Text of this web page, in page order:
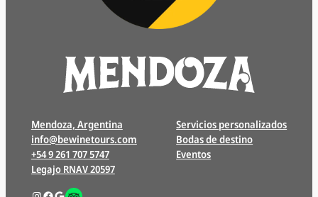
Mendoza, Argentina
info@bewinetours.com
+54 9 261 707 5747
Legajo RNAV 20597
Servicios personalizados
Bodas de destino
Eventos